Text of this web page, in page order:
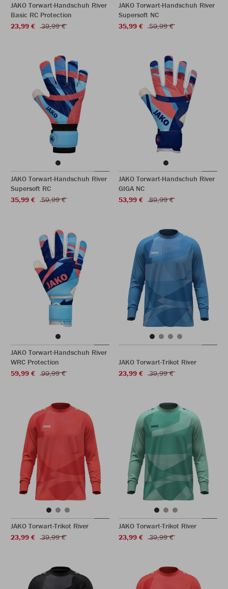
JAKO Torwart-Handschuh River
Basic RC Protection
23,99 €
39,99 €
JAKO Torwart-Handschuh River
Supersoft NC
35,99 €
59,99 €
JAKO Torwart-Handschuh River
Supersoft RC
35,99 €
59,99 €
JAKO Torwart-Handschuh River
GIGA NC
53,99 €
89,99 €
JAKO Torwart-Handschuh River
WRC Protection
59,99 €
99,99 €
JAKO Torwart-Trikot River
23,99 €
39,99 €
JAKO Torwart-Trikot River
23,99 €
39,99 €
JAKO Torwart-Trikot River
23,99 €
39,99 €